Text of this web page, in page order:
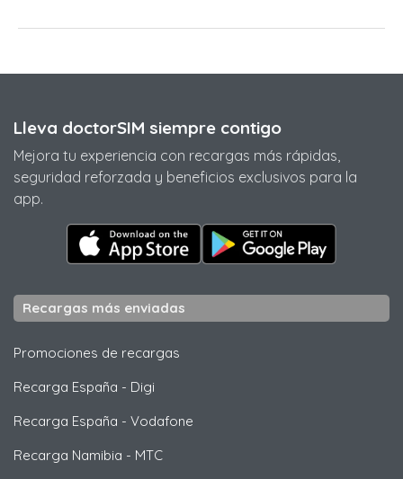
Lleva doctorSIM siempre contigo
Mejora tu experiencia con recargas más rápidas,
seguridad reforzada y beneficios exclusivos para la
app.
Recargas más enviadas
Promociones de recargas
Recarga España - Digi
Recarga España - Vodafone
Recarga Namibia - MTC